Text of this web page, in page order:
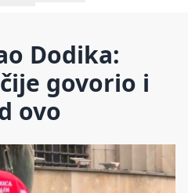
Dodika:
govorio i
ovo